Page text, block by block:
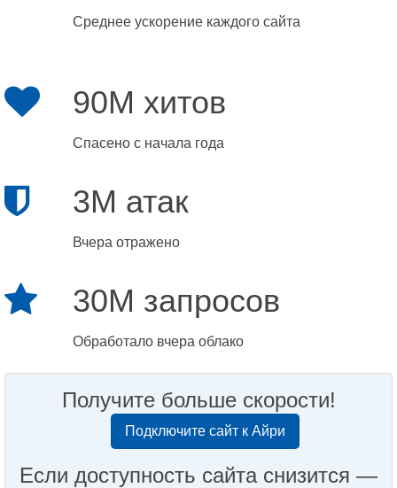
Среднее ускорение каждого сайта
90M хитов
Спасено с начала года
3M атак
Вчера отражено
30M запросов
Обработало вчера облако
Получите больше скорости!
Подключите сайт к Айри
Если доступность сайта снизится —